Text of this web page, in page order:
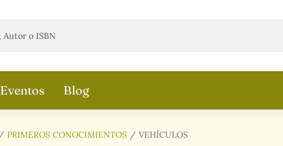
Eventos Blog
PRIMEROS CONOCIMIENTOS VEHÍCULOS